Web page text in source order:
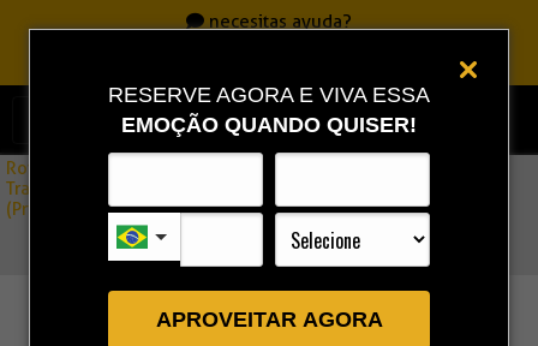
RESERVE AGORA E VIVA ESSA
EMOÇÃO QUANDO QUISER!
APROVEITAR AGORA
necesitas ayuda?
Rota Combo
Traslado São Luís → Santo Amaro (Lençóis Maranhenses)
(Privado)